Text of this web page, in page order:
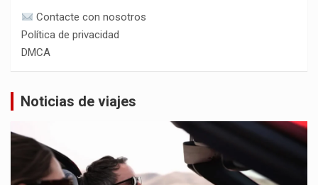
Contacte con nosotros
Política de privacidad
DMCA
Noticias de viajes